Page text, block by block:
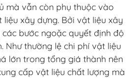
mà vẫn còn phụ thuộc vào
xây dựng. Bởi vật liệu xây
bước ngoặc quyết định độ
Như thường lệ chi phí vật liệu
lớn trong tổng giá thành nên
cấp vật liệu chất lượng mà